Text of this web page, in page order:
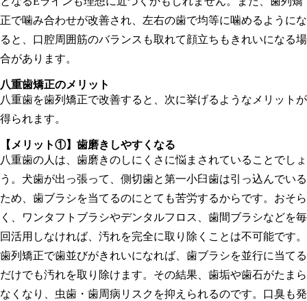
正で噛み合わせが改善され、左右の歯で均等に噛めるようにな
ると、口腔周囲筋のバランスも取れて顔立ちもきれいになる場
合があります。
八重歯矯正のメリット
八重歯を歯列矯正で改善すると、次に挙げるようなメリットが
得られます。
【メリット①】 歯磨きしやすくなる
八重歯の人は、歯磨きのしにくさに悩まされていることでしょ
う。犬歯が出っ張って、側切歯と第一小臼歯は引っ込んでいる
ため、歯ブラシを当てるのにとても苦労するからです。おそら
く、ワンタフトブラシやデンタルフロス、歯間ブラシなどを毎
回活用しなければ、汚れを完全に取り除くことは不可能です。
歯列矯正で歯並びがきれいになれば、歯ブラシを並行に当てる
だけでも汚れを取り除けます。その結果、歯垢や歯石がたまら
なくなり、虫歯・歯周病リスクを抑えられるのです。口臭も発